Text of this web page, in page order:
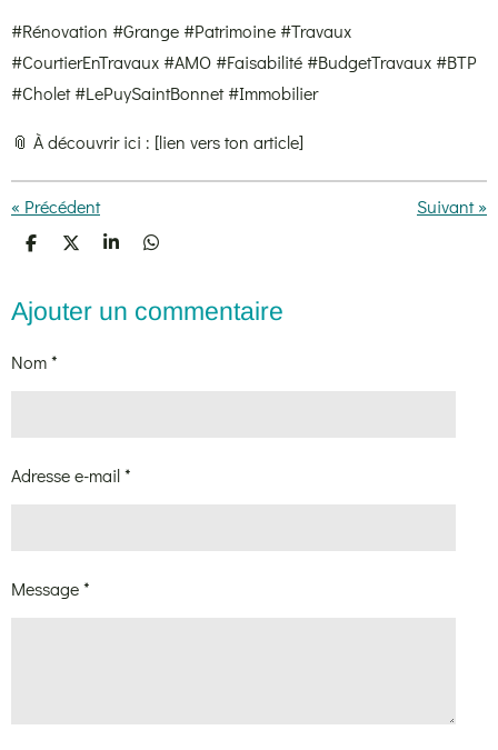
#Rénovation #Grange #Patrimoine #Travaux
#CourtierEnTravaux #AMO #Faisabilité #BudgetTravaux #BTP
#Cholet #LePuySaintBonnet #Immobilier
📎 À découvrir ici : [lien vers ton article]
« Précédent Suivant»
P
t
a
e
r
P
t
a
P
t
a
P
t
a
Ajouter un commentaire
Nom *
Adresse e-mail *
Message *